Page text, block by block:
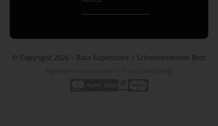
© Copyright 2026 – Bata Superstore | Schoenenwinkel Best